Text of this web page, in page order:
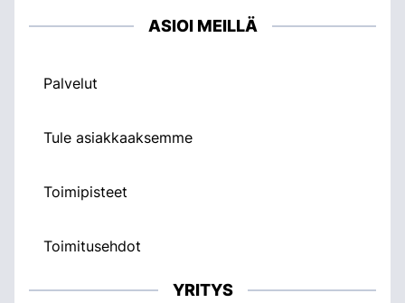
ASIOI MEILLÄ
Palvelut
Tule asiakkaaksemme
Toimipisteet
Toimitusehdot
YRITYS